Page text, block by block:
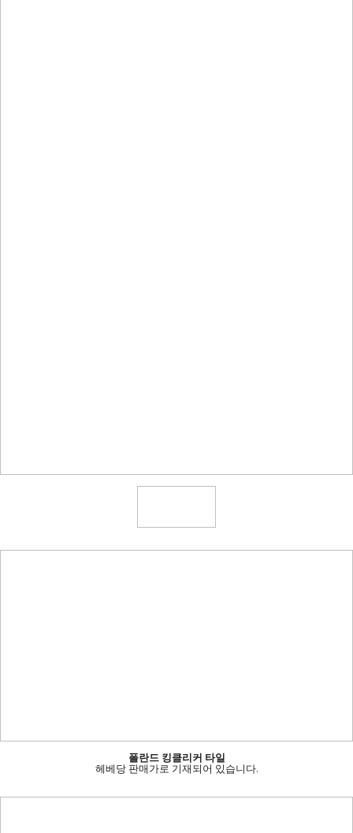
폴란드 킹클리커 타일
헤베당 판매가로 기재되어 있습니다.